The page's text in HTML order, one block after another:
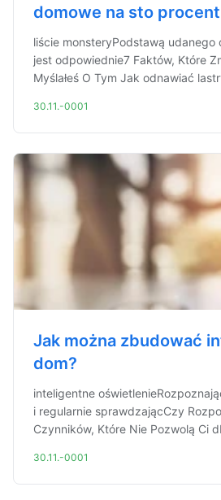
domowe na sto
liście monsteryPodstawą udanego
jest odpowiednie7 Faktów, Które
Myślałeś O Tym Jak odnawiać
30.11.-0001
Jak można zbudować
dom?
inteligentne
i regularnie sprawdzającCzy
Czynników, Które Nie Pozwolą Ci
30.11.-0001